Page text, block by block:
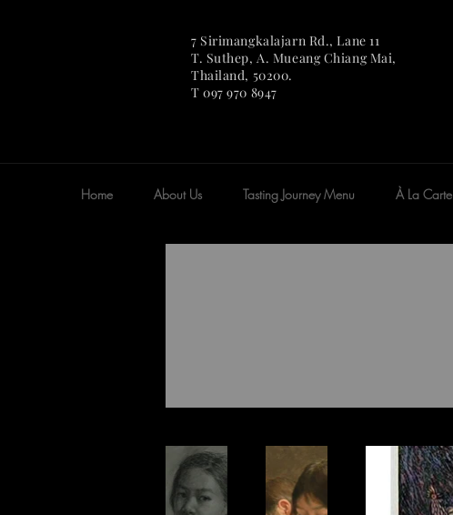
7 Sirimangkalajarn Rd., Lane 11
T. Suthep, A. Mueang Chiang Mai,
Thailand, 50200.
T 097 970 8947
Home About Us Tasting Journey Menu À La Carte